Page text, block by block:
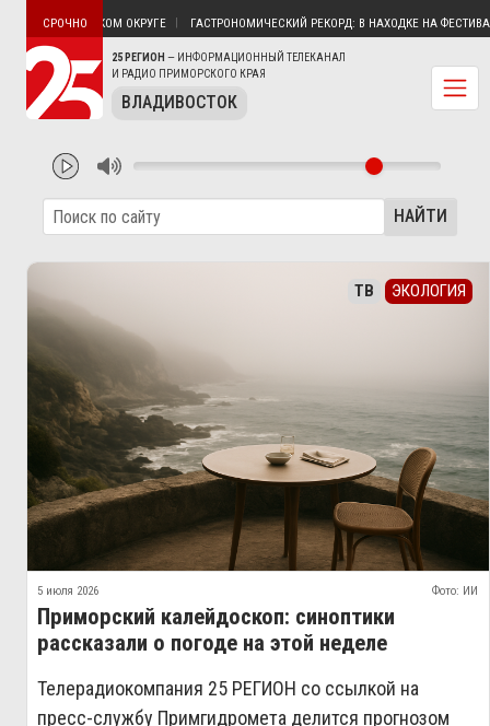
25 РЕГИОН — ИНФОРМАЦИОННЫЙ ТЕЛЕКАНАЛ
И РАДИО ПРИМОРСКОГО КРАЯ
ВЛАДИВОСТОК
СРОЧНО ОКРУГЕ ГАСТРОНОМИЧЕСКИЙ РЕКОРД: В НАХОДКЕ НА ФЕСТИВАЛЕ
НАЙТИ
ТВ ЭКОЛОГИЯ
5 июля 2026 Фото: ИИ
Приморский калейдоскоп: синоптики
рассказали о погоде на этой неделе
Телерадиокомпания 25 РЕГИОН со ссылкой на
пресс-службу Примгидромета делится прогнозом